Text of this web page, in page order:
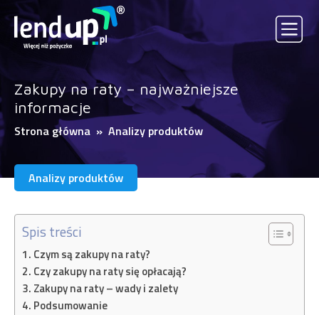
Zakupy na raty – najważniejsze
informacje
Strona główna » Analizy produktów
Analizy produktów
Spis treści
Czym są zakupy na raty?
Czy zakupy na raty się opłacają?
Zakupy na raty – wady i zalety
Podsumowanie